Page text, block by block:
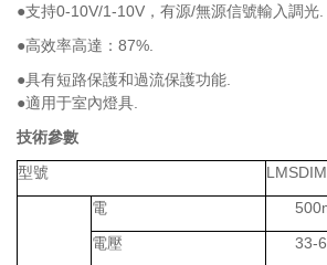
●支持0-10V/1-10V，有源/無源信號輸入調光.
●高效率高達：87%.
●具有短路保護和過流保護功能.
●適用于室內燈具.
技術參數
型號
電
電壓
33-